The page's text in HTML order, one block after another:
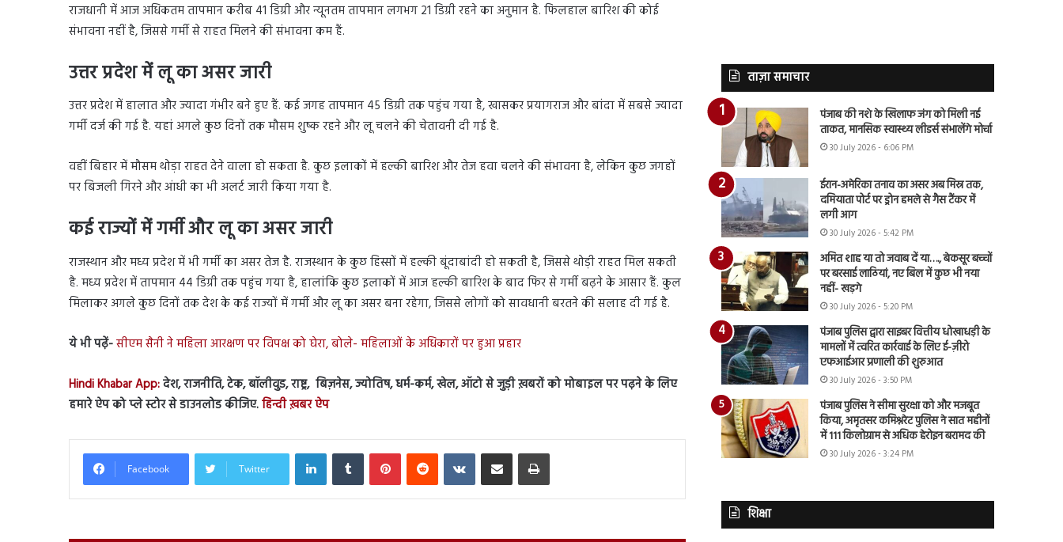
राजधानी में आज अधिकतम तापमान करीब 41 डिग्री और न्यूनतम तापमान लगभग 21 डिग्री रहने का अनुमान है. फिलहाल बारिश की कोई
संभावना नहीं है, जिससे गर्मी से राहत मिलने की संभावना कम हैं.
उत्तर प्रदेश में लू का असर जारी
उत्तर प्रदेश में हालात और ज्यादा गंभीर बने हुए हैं. कई जगह तापमान 45 डिग्री तक पहुंच गया है, खासकर प्रयागराज और बांदा में सबसे ज्यादा
गर्मी दर्ज की गई है. यहां अगले कुछ दिनों तक मौसम शुष्क रहने और लू चलने की चेतावनी दी गई है.
वहीं बिहार में मौसम थोड़ा राहत देने वाला हो सकता है. कुछ इलाकों में हल्की बारिश और तेज हवा चलने की संभावना है, लेकिन कुछ जगहों
पर बिजली गिरने और आंधी का भी अलर्ट जारी किया गया है.
कई राज्यों में गर्मी और लू का असर जारी
राजस्थान और मध्य प्रदेश में भी गर्मी का असर तेज है. राजस्थान के कुछ हिस्सों में हल्की बूंदाबांदी हो सकती है, जिससे थोड़ी राहत मिल सकती
है. मध्य प्रदेश में तापमान 44 डिग्री तक पहुंच गया है, हालांकि कुछ इलाकों में आज हल्की बारिश के बाद फिर से गर्मी बढ़ने के आसार हैं. कुल
मिलाकर अगले कुछ दिनों तक देश के कई राज्यों में गर्मी और लू का असर बना रहेगा, जिससे लोगों को सावधानी बरतने की सलाह दी गई है.
ये भी पढ़ें-सीएम सैनी ने महिला आरक्षण पर विपक्ष को घेरा, बोले- महिलाओं के अधिकारों पर हुआ प्रहार
Hindi Khabar App:देश, राजनीति, टेक, बॉलीवुड, राष्ट्र, बिज़नेस, ज्योतिष, धर्म-कर्म, खेल, ऑटो से जुड़ी ख़बरों को मोबाइल पर पढ़ने के लिए
हमारे ऐप को प्ले स्टोर से डाउनलोड कीजिए.हिन्दी ख़बर ऐप
Facebook Twitter
LinkedInTumblr PinterestReddit VKontakteShare via Email Print
ताज़ा समाचार
पंजाब की नशे के खिलाफ जंग को मिली नई
ताकत, मानसिक स्वास्थ्य लीडर्स संभालेंगे मोर्चा
30 July 2026 - 6:06 PM
ईरान-अमेरिका तनाव का असर अब मिस्र तक,
दमियाता पोर्ट पर ड्रोन हमले से गैस टैंकर में
लगी आग
30 July 2026 - 5:42 PM
अमित शाह या तो जवाब दें या…., बेकसूर बच्चों
पर बरसाई लाठियां, नए बिल में कुछ भी नया
नहीं- खड़गे
30 July 2026 - 5:20 PM
पंजाब पुलिस द्वारा साइबर वित्तीय धोखाधड़ी के
मामलों में त्वरित कार्रवाई के लिए ई-ज़ीरो
एफआईआर प्रणाली की शुरुआत
30 July 2026 - 3:50 PM
पंजाब पुलिस ने सीमा सुरक्षा को और मजबूत
किया, अमृतसर कमिश्नरेट पुलिस ने सात महीनों
में 111 किलोग्राम से अधिक हेरोइन बरामद की
30 July 2026 - 3:24 PM
शिक्षा